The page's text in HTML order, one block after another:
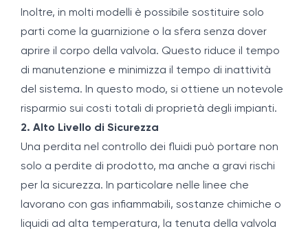
Inoltre, in molti modelli è possibile sostituire solo
parti come la guarnizione o la sfera senza dover
aprire il corpo della valvola. Questo riduce il tempo
di manutenzione e minimizza il tempo di inattività
del sistema. In questo modo, si ottiene un notevole
risparmio sui costi totali di proprietà degli impianti.
2. Alto Livello di Sicurezza
Una perdita nel controllo dei fluidi può portare non
solo a perdite di prodotto, ma anche a gravi rischi
per la sicurezza. In particolare nelle linee che
lavorano con gas infiammabili, sostanze chimiche o
liquidi ad alta temperatura, la tenuta della valvola